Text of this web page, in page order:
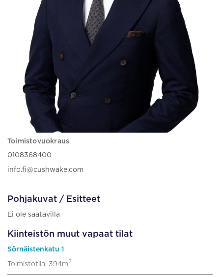
Toimistovuokraus
0108368400
info.fi@cushwake.com
Pohjakuvat / Esitteet
Ei ole saatavilla
Kiinteistön muut vapaat tilat
Sörnäistenkatu 1
Toimistotila, 394m2